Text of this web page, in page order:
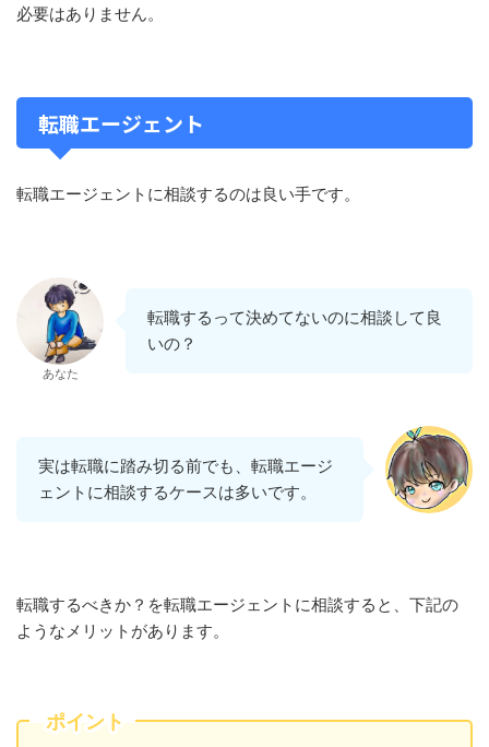
必要はありません。
転職エージェント
転職エージェントに相談するのは良い手です。
あなた
転職するって決めてないのに相談して良
いの？
実は転職に踏み切る前でも、転職エージ
ェントに相談するケースは多いです。
転職するべきか？を転職エージェントに相談すると、下記の
ようなメリットがあります。
ポイント